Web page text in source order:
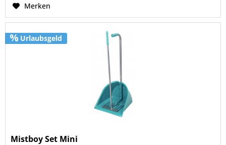
Merken
Urlaubsgeld
Mistboy Set Mini